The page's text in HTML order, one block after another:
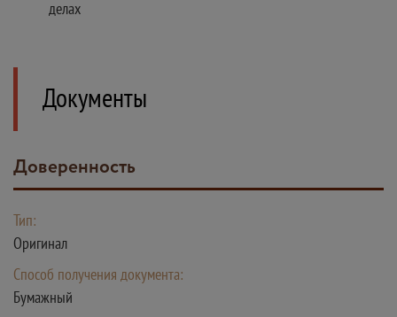
делах
Документы
Доверенность
Тип:
Оригинал
Способ получения документа:
Бумажный